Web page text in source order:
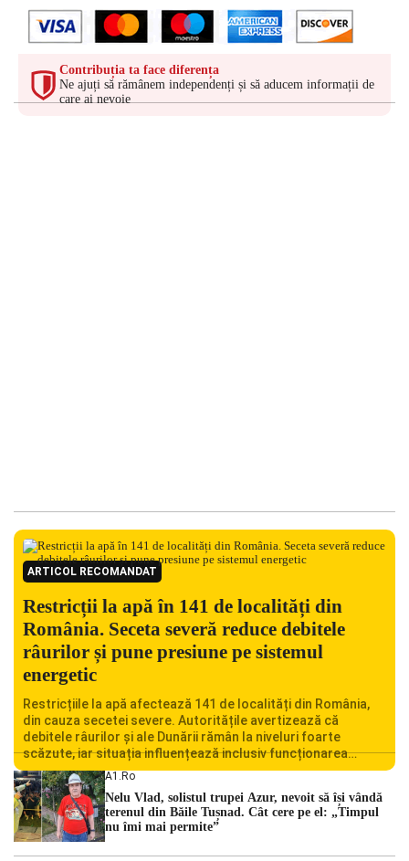
Contribuția ta face diferența
Ne ajuți să rămânem independenți și să aducem informații de
care ai nevoie
ARTICOL RECOMANDAT
Restricții la apă în 141 de localități din
România. Seceta severă reduce debitele
râurilor și pune presiune pe sistemul
energetic
Restricțiile la apă afectează 141 de localități din România,
din cauza secetei severe. Autoritățile avertizează că
debitele râurilor și ale Dunării rămân la niveluri foarte
scăzute, iar situația influențează inclusiv funcționarea
Centralei Nucleare de la Cernavodă. România se confruntă
cu una dintre cele mai dificile perioade din punct de vedere
hidrologic din ultimii ani. Lipsa […]
A1.ro
Nelu Vlad, solistul trupei Azur, nevoit să își vândă
terenul din Băile Tușnad. Cât cere pe el: „Timpul
nu îmi mai permite”